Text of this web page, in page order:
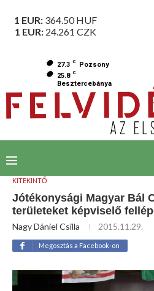
1 EUR: 364.50HUF
1 EUR: 24.261 CZK
27.3 C Pozsony
25.8 C
Besztercebánya
KITEKINTŐ
Jótékonysági Magyar Bál
területeket képviselő
Nagy Dániel Csilla 2015.11.29.
Megosztás a Facebook-on